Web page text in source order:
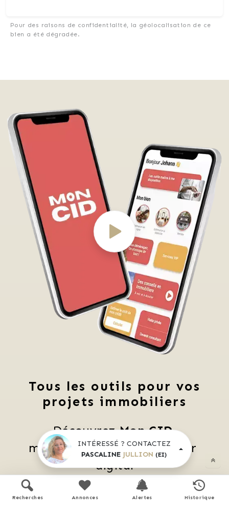
Pour des raisons de confidentialité, la géolocalisation de ce
bien a été dégradée.
Tous les outils pour vos
projets immobiliers
Découvrez Mon CID,
mon compagnon immobilier
digital
Accès à toutes les ventes immobilières,
boussole à réalité augmentée,
tester le débit de votre futur achat,
INTÉRESSÉ ? CONTACTEZ
PASCALINE JULLION (EI)
Recherches Annonces Alertes Historique